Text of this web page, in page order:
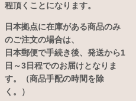
程頂くことになります。
日本拠点に在庫がある商品のみ
のご注文の場合は、
日本郵便で手続き後、発送から1
日～3日程でのお届けとなりま
す。（商品手配の時間を除
く。）